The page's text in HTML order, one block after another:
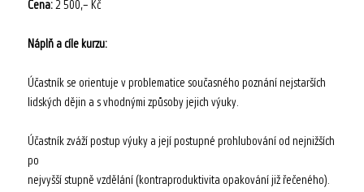
Cena:2 500,– Kč
Náplň a cíle kurzu:
Účastník se orientuje v problematice současného poznání nejstarších
lidských dějin a s vhodnými způsoby jejich výuky.
Účastník zváží postup výuky a její postupné prohlubování od nejnižších
po
nejvyšší stupně vzdělání (kontraproduktivita opakování již řečeného).